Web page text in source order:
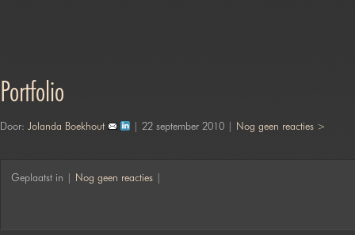
Portfolio
Door: Jolanda Boekhout | 22 september 2010 | Nog geen reacties >
Geplaatst in | Nog geen reacties |